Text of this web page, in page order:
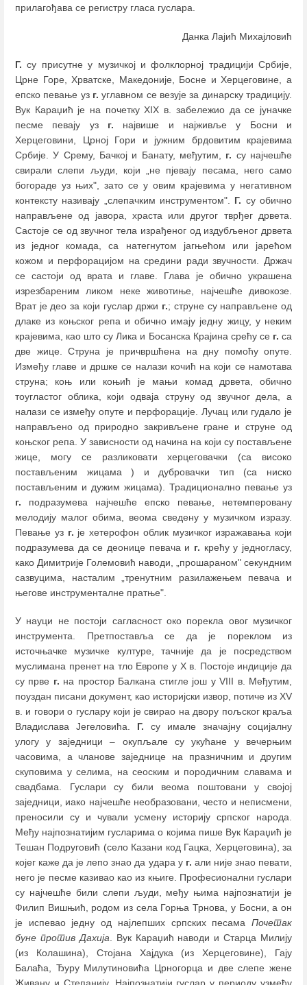
прилагођава се регистру гласа гуслара.
Данка Лајић Михајловић
Г. су присутне у музичкој и фолклорној традицији Србије,
Црне Горе, Хрватске, Македоније, Босне и Херцеговине, а
епско певање уз г. углавном се везује за динарску традицију.
Вук Караџић је на почетку XIX в. забележио да се јуначке
песме певају уз г. највише и најживље у Босни и
Херцеговини, Црној Гори и јужним брдовитим крајевима
Србије. У Срему, Бачкој и Банату, међутим, г. су најчешће
свирали слепи људи, који „не пјевају песама, него само
богораде уз њих", зато се у овим крајевима у негативном
контексту називају „слепачким инструментом". Г. су обично
направљене од јавора, храста или другог тврђег дрвета.
Састоје се од звучног тела израђеног од издубљеног дрвета
из једног комада, са натегнутом јагњећом или јарећом
кожом и перфорацијом на средини ради звучности. Држач
се састоји од врата и главе. Глава је обично украшена
изрезбареним ликом неке животиње, најчешће дивокозе.
Врат је део за који гуслар држи г.; струне су направљене од
длаке из коњског репа и обично имају једну жицу, у неким
крајевима, као што су Лика и Босанска Крајина срећу се г. са
две жице. Струна је причвршћена на дну помоћу опуте.
Између главе и дршке се налази кочић на који се намотава
струна; коњ или коњић је мањи комад дрвета, обично
тоугластог облика, који одваја струну од звучног дела, а
налази се између опуте и перфорације. Лучац или гудало је
направљено од природно закривљене гране и струне од
коњског репа. У зависности од начина на који су постављене
жице, могу се разликовати херцеговачки (са високо
постављеним жицама ) и дубровачки тип (са ниско
постављеним и дужим жицама). Традиционално певање уз
г. подразумева најчешће епско певање, нетемперовану
мелодију малог обима, веома сведену у музичком изразу.
Певање уз г. је хетерофон облик музичког изражавања који
подразумева да се деонице певача и г. крећу у једногласу,
како Димитрије Големовић наводи, „прошараном" секундним
сазвуцима, насталим „тренутним разилажењем певача и
његове инструменталне пратње".
У науци не постоји сагласност око порекла овог музичког
инструмента. Претпоставља се да je пореклом из
источњачке музичке културе, тачније да је посредством
муслимана пренет на тло Европе у X в. Постоје индиције да
су прве г. на простор Балкана стигле још у VIII в. Мeђутим,
поуздан писани документ, као историјски извор, потиче из XV
в. и говори о гуслару који је свирао на двору пољског краља
Владислава Јегеловића. Г. су имале значајну социјалну
улогу у заједници– окупљале су укућане у вечерњим
часовима, а чланове заједнице на празничним и другим
скуповима у селима, на сеоским и породичним славама и
свадбама. Гуслари су били веома поштовани у својој
заједници, иако најчешће необразовани, често и неписмени,
преносили су и чували усмену историју српског народа.
Међу најпознатијим гусларима о којима пише Вук Караџић је
Тешан Подруговић (село Казани код Гацка, Херцеговина), за
којег каже да је лепо знао да удара у г. али није знао певати,
него је песме казивао као из књиге. Професионални гуслари
су најчешће били слепи људи, међу њима најпознатији је
Филип Вишњић, родом из села Горња Трнова, у Босни, а он
је испевао једну од најлепших српских песама Почетак
буне против Дахија . Вук Караџић наводи и Старца Милију
(из Колашина), Стојана Хајдука (из Херцеговине), Гају
Балаћа, Ђуру Милутиновића Црногорца и две слепе жене